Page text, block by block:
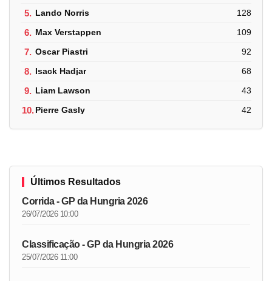
5. Lando Norris 128
6. Max Verstappen 109
7. Oscar Piastri 92
8. Isack Hadjar 68
9. Liam Lawson 43
10.Pierre Gasly 42
Últimos Resultados
Corrida - GP da Hungria 2026
26/07/2026 10:00
Classificação - GP da Hungria 2026
25/07/2026 11:00